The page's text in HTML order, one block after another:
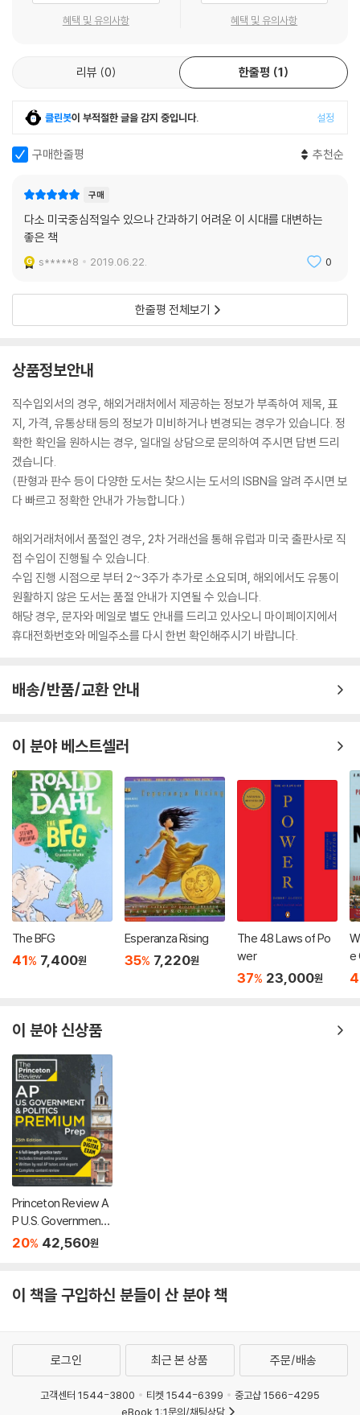
혜택 및 유의사항 혜택 및 유의사항
리뷰 0 한줄평 1
클린봇이 부적절한 글을 감지 중입니다. 설정
구매한줄평 추천순
구매
다소 미국중심적일수 있으나 간과하기 어려운 이 시대를 대변하는
좋은 책
s*****8 2019.06.22. 0
한줄평 전체보기
상품정보안내
직수입외서의 경우, 해외거래처에서 제공하는 정보가 부족하여 제목, 표
지, 가격, 유통상태 등의 정보가 미비하거나 변경되는 경우가 있습니다. 정
확한 확인을 원하시는 경우, 일대일 상담으로 문의하여 주시면 답변 드리
겠습니다.
(판형과 판수 등이 다양한 도서는 찾으시는 도서의 ISBN을 알려 주시면 보
다 빠르고 정확한 안내가 가능합니다.)
해외거래처에서 품절인 경우, 2차 거래선을 통해 유럽과 미국 출판사로 직
접 수입이 진행될 수 있습니다.
수입 진행 시점으로 부터 2~3주가 추가로 소요되며, 해외에서도 유통이
원활하지 않은 도서는 품절 안내가 지연될 수 있습니다.
해당 경우, 문자와 메일로 별도 안내를 드리고 있사오니 마이페이지에서
휴대전화번호와 메일주소를 다시 한번 확인해주시기 바랍니다.
배송/반품/교환 안내
이 분야 베스트셀러
The BFG
41% 7,400원
Esperanza Rising
35% 7,220원
The 48 Laws of Po
wer
37% 23,000원
e
이 분야 신상품
Princeton Review A
P U.S. Government
& Politics Premium P
tal Practice Online +
20% 42,560원
이 책을 구입하신 분들이 산 분야 책
로그인 최근 본 상품 주문/배송
고객센터 1544-3800 티켓 1544-6399
중고샵 1566-4295
eBook 1:1문의/채팅상담